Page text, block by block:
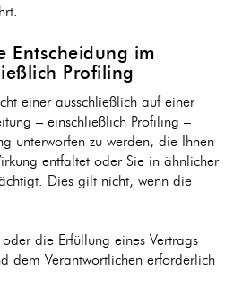
Entscheidung im
Profiling
einer ausschließlich auf einer
– einschließlich Profiling –
unterworfen zu werden, die Ihnen
entfaltet oder Sie in ähnlicher
Dies gilt nicht, wenn die
die Erfüllung eines Vertrags
dem Verantwortlichen erforderlich